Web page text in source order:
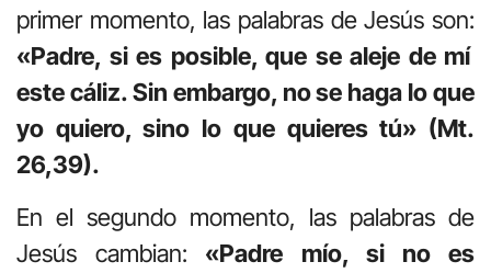
primer momento, las palabras de Jesús son:
«Padre, si es posible, que se aleje de mí
este cáliz. Sin embargo, no se haga lo que
yo quiero, sino lo que quieres tú» (Mt.
26,39).
En el segundo momento, las palabras de
Jesús cambian: «Padre mío, si no es